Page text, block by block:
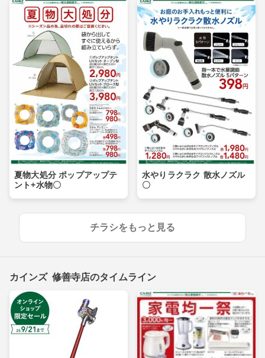
夏物大処分 ポップアップテ
ント+水物〇
水やりラクラク 散水ノズル
〇
チラシをもっと見る
カインズ 修善寺店のタイムライン